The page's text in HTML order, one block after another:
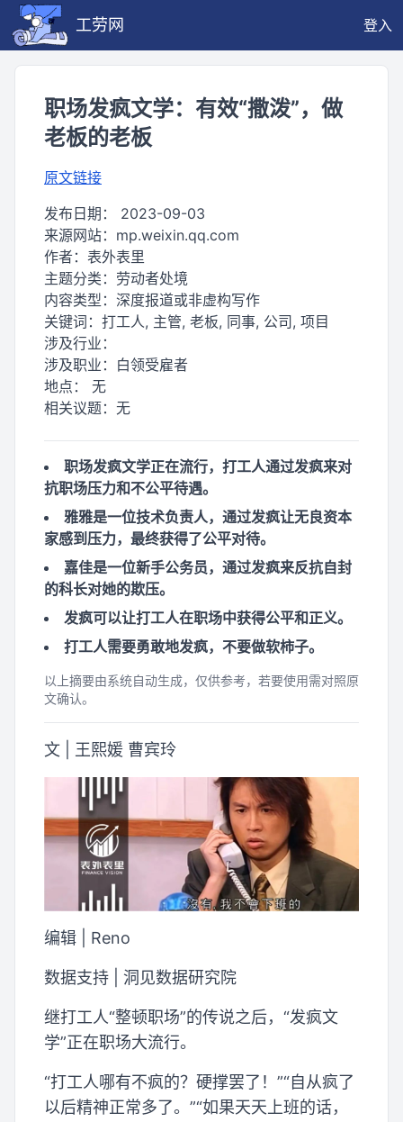
工劳网 登入
职场发疯文学：有效“撒泼”，做
老板的老板
原文链接
发布日期： 2023-09-03
来源网站： mp.weixin.qq.com
作者： 表外表里
主题分类： 劳动者处境
内容类型： 深度报道或非虚构写作
关键词： 打工人, 主管, 老板, 同事, 公司, 项目
涉及行业：
涉及职业： 白领受雇者
地点： 无
相关议题： 无
职场发疯文学正在流行，打工人通过发疯来对
抗职场压力和不公平待遇。
雅雅是一位技术负责人，通过发疯让无良资本
家感到压力，最终获得了公平对待。
嘉佳是一位新手公务员，通过发疯来反抗自封
的科长对她的欺压。
发疯可以让打工人在职场中获得公平和正义。
打工人需要勇敢地发疯，不要做软柿子。
以上摘要由系统自动生成，仅供参考，若要使用需对照原
文确认。
文 | 王熙媛 曹宾玲
编辑 | Reno
数据支持 | 洞见数据研究院
继打工人“整顿职场”的传说之后，“发疯文
学”正在职场大流行。
“打工人哪有不疯的？硬撑罢了！”“自从疯了
以后精神正常多了。”“如果天天上班的话，